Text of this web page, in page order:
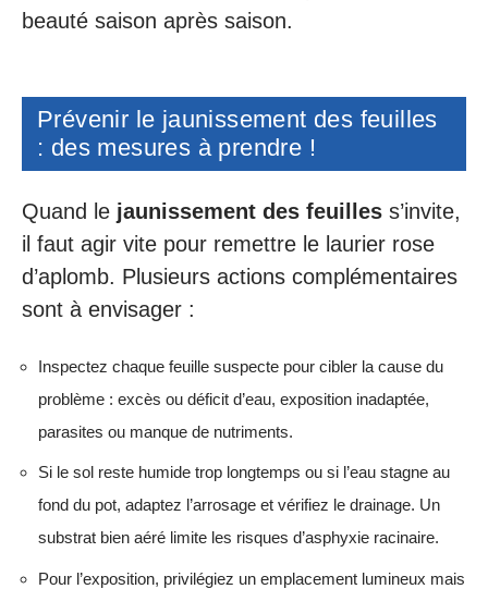
beauté saison après saison.
Prévenir le jaunissement des feuilles
: des mesures à prendre !
Quand le jaunissement des feuilles s’invite,
il faut agir vite pour remettre le laurier rose
d’aplomb. Plusieurs actions complémentaires
sont à envisager :
Inspectez chaque feuille suspecte pour cibler la cause du
problème : excès ou déficit d’eau, exposition inadaptée,
parasites ou manque de nutriments.
Si le sol reste humide trop longtemps ou si l’eau stagne au
fond du pot, adaptez l’arrosage et vérifiez le drainage. Un
substrat bien aéré limite les risques d’asphyxie racinaire.
Pour l’exposition, privilégiez un emplacement lumineux mais